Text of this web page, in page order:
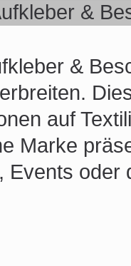
&
&
auf
Marke
Events oder